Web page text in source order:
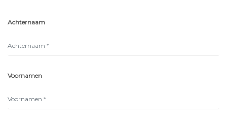
Achternaam
Voornamen